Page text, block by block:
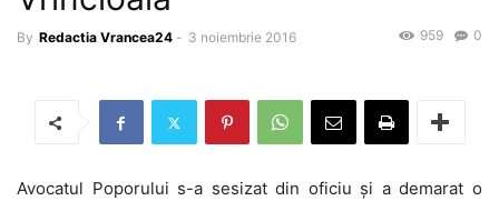
By Redactia Vrancea24 - 3 noiembrie 2016 0
959
Avocatul Poporului s-a sesizat din oficiu și a demarat o